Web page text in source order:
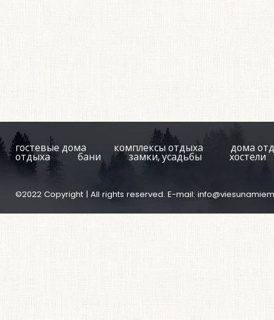
гостевые дома комплексы отдыха дома
отдыха бани замки, усадьбы хостели
©2022 Copyright | All rights reserved. E-mail: